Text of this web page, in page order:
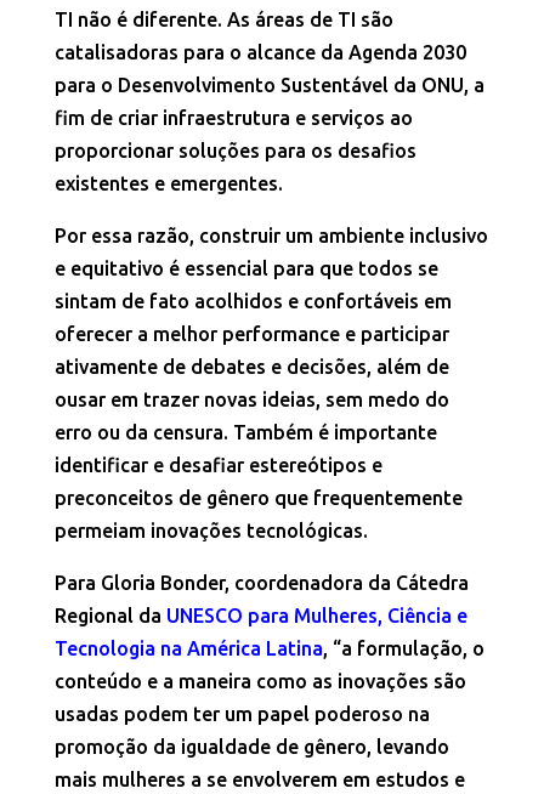
TI não é diferente. As áreas de TI são
catalisadoras para o alcance da Agenda 2030
para o Desenvolvimento Sustentável da ONU, a
fim de criar infraestrutura e serviços ao
proporcionar soluções para os desafios
existentes e emergentes.
Por essa razão, construir um ambiente inclusivo
e equitativo é essencial para que todos se
sintam de fato acolhidos e confortáveis em
oferecer a melhor performance e participar
ativamente de debates e decisões, além de
ousar em trazer novas ideias, sem medo do
erro ou da censura. Também é importante
identificar e desafiar estereótipos e
preconceitos de gênero que frequentemente
permeiam inovações tecnológicas.
Para Gloria Bonder, coordenadora da Cátedra
Regional da UNESCO para Mulheres, Ciência e
Tecnologia na América Latina, “a formulação, o
conteúdo e a maneira como as inovações são
usadas podem ter um papel poderoso na
promoção da igualdade de gênero, levando
mais mulheres a se envolverem em estudos e